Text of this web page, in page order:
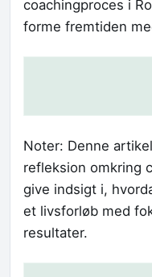
coachingproces i
forme fremtiden
Noter: Denne
refleksion omkring
give indsigt i,
et livsforløb med
resultater.